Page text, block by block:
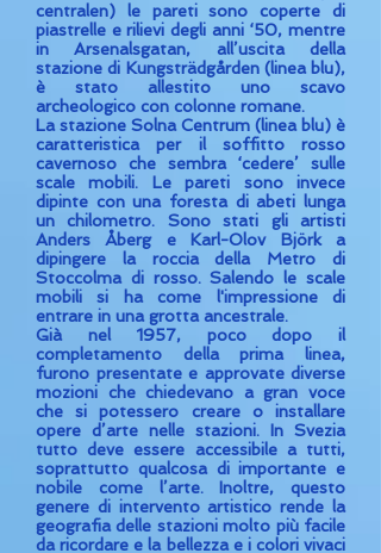
centralen) le pareti sono coperte di
piastrelle e rilievi degli anni ‘50, mentre
in Arsenalsgatan, all’uscita della
stazione di Kungsträdgården (linea blu),
è stato allestito uno scavo
archeologico con colonne romane.
La stazione Solna Centrum (linea blu) è
caratteristica per il soffitto rosso
cavernoso che sembra ‘cedere’ sulle
scale mobili. Le pareti sono invece
dipinte con una foresta di abeti lunga
un chilometro. Sono stati gli artisti
Anders Åberg e Karl-Olov Björk a
dipingere la roccia della Metro di
Stoccolma di rosso. Salendo le scale
mobili si ha come l'impressione di
entrare in una grotta ancestrale.
Già nel 1957, poco dopo il
completamento della prima linea,
furono presentate e approvate diverse
mozioni che chiedevano a gran voce
che si potessero creare o installare
opere d’arte nelle stazioni. In Svezia
tutto deve essere accessibile a tutti,
soprattutto qualcosa di importante e
nobile come l’arte. Inoltre, questo
genere di intervento artistico rende la
geografia delle stazioni molto più facile
da ricordare e la bellezza e i colori vivaci